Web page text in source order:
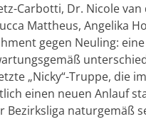
Carbotti, Dr. Nicole van
Mattheus, Angelika
gegen Neuling:
„Nicky“-Truppe, die
einen neuen Anlauf
naturgemäß